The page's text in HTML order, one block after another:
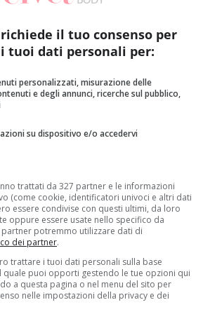
e non è
la presa, a patto però che si
ognuno ha il suo metodo
e
. Un’abitudine perfetta per
per rilassarsi e lasciare che il
ONDE
in Francia e
gesto semplice che ti fa estraniare dal
attaccati al mondo virtuale“.I colori
diesprimere le emozioni e gli
a contrastare emozioni negative
il tuo consenso per
tuoi dati personali per:
personalizzati, misurazione delle
e degli annunci, ricerche sul pubblico,
su dispositivo e/o accedervi
trattati da 327 partner e le informazioni
(come cookie, identificatori univoci e altri dati
essere condivise con questi ultimi, da loro
oppure essere usate nello specifico da
potremmo utilizzare dati di
dei partner.
trattare i tuoi dati personali sulla base
quale puoi opporti gestendo le tue opzioni qui
a questa pagina o nel menu del sito per
nelle impostazioni della privacy e dei